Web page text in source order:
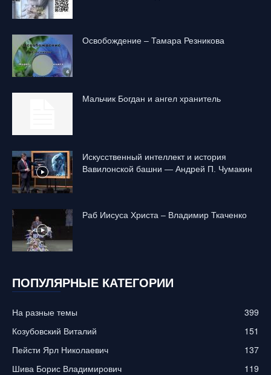
Освобождение – Тамара Резникова
Mальчик Богдан и ангел хранитель
Искусственный интеллект и история
Вавилонской башни — Андрей П. Чумакин
Раб Иисуса Христа – Владимир Ткаченко
ПОПУЛЯРНЫЕ КАТЕГОРИИ
На разные темы
399
Козубовский Виталий
151
Пейсти Ярл Николаевич
137
Шива Борис Владимирович
119